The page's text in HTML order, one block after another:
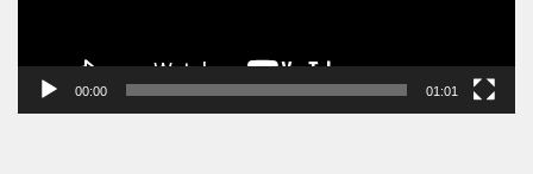
00:00 01:01